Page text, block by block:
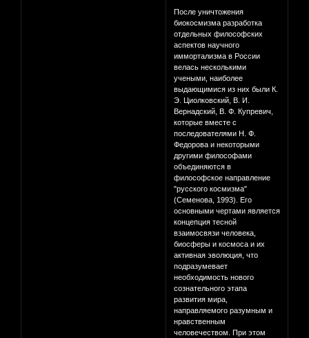
После уничтожения
биокосмизма разработка
отдельных философских
аспектов научного
иммортализма в России
велась несколькими
учеными, наиболее
выдающимися из них были К.
Э. Циолковский, В. И.
Вернадский, В. Ф. Купревич,
которые вместе с
последователями Н. Ф.
Федорова и некоторыми
другими философами
объединяются в
философское направление
"русского космизма"
(Семенова, 1993). Его
основными чертами является
концепция тесной
взаимосвязи человека,
биосферы и космоса и их
активная эволюция, что
подразумевает
необходимость нового
сознательного этапа
развития мира,
направляемого разумным и
нравственным
человечеством. При этом